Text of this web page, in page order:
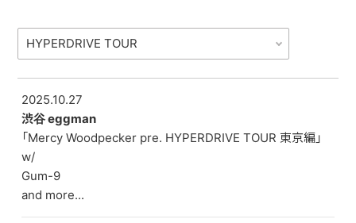
2025.10.27
渋谷 eggman
「Mercy Woodpecker pre. HYPERDRIVE TOUR 東京編」
w/
Gum-9
and more...